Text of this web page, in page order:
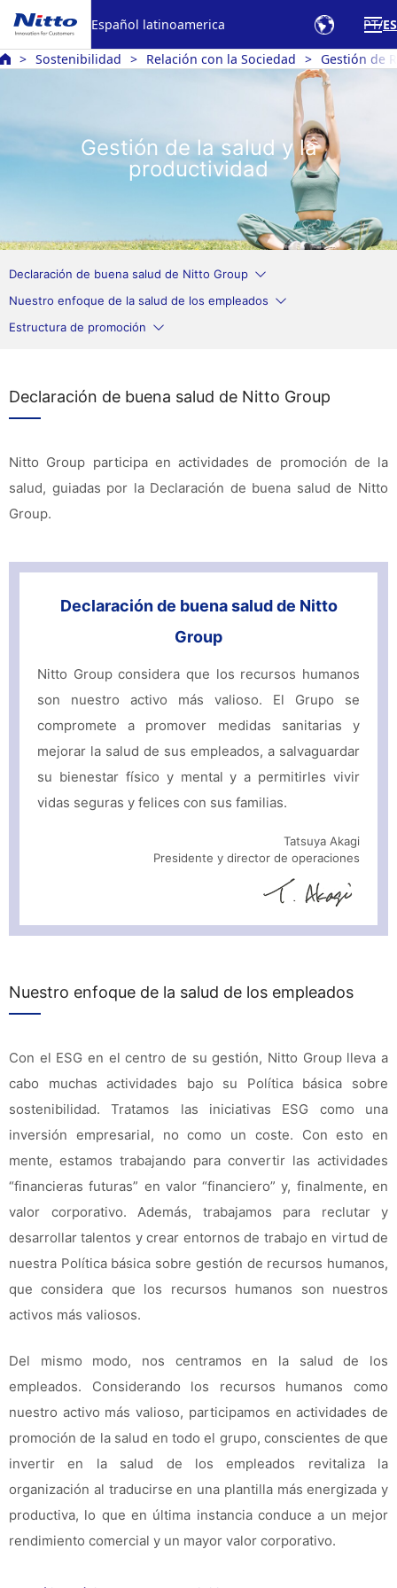
Español latinoamerica PT ES
Sostenibilidad Relación con la Sociedad Gestión de
Gestión de la salud y la
productividad
Declaración de buena salud de Nitto Group
Nuestro enfoque de la salud de los empleados
Estructura de promoción
Declaración de buena salud de Nitto Group
Nitto Group participa en actividades de promoción de la
salud, guiadas por la Declaración de buena salud de Nitto
Group.
Declaración de buena salud de Nitto
Group
Nitto Group considera que los recursos humanos
son nuestro activo más valioso. El Grupo se
compromete a promover medidas sanitarias y
mejorar la salud de sus empleados, a salvaguardar
su bienestar físico y mental y a permitirles vivir
vidas seguras y felices con sus familias.
Tatsuya Akagi
Presidente y director de operaciones
Nuestro enfoque de la salud de los empleados
Con el ESG en el centro de su gestión, Nitto Group lleva a
cabo muchas actividades bajo su Política básica sobre
sostenibilidad. Tratamos las iniciativas ESG como una
inversión empresarial, no como un coste. Con esto en
mente, estamos trabajando para convertir las actividades
“financieras futuras” en valor “financiero” y, finalmente, en
valor corporativo. Además, trabajamos para reclutar y
desarrollar talentos y crear entornos de trabajo en virtud de
nuestra Política básica sobre gestión de recursos humanos,
que considera que los recursos humanos son nuestros
activos más valiosos.
Del mismo modo, nos centramos en la salud de los
empleados. Considerando los recursos humanos como
nuestro activo más valioso, participamos en actividades de
promoción de la salud en todo el grupo, conscientes de que
invertir en la salud de los empleados revitaliza la
organización al traducirse en una plantilla más energizada y
productiva, lo que en última instancia conduce a un mejor
rendimiento comercial y un mayor valor corporativo.